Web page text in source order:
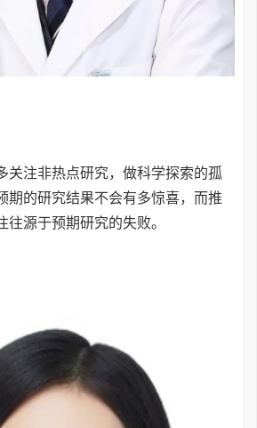
关注非热点研究，做科学探索的孤
期的研究结果不会有多惊喜，而推
往源于预期研究的失败。